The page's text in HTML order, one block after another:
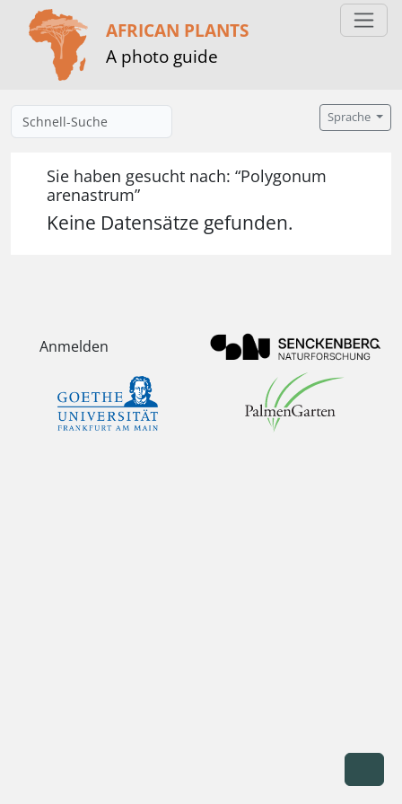
AFRICAN PLANTS
A photo guide
Sprache
Sie haben gesucht nach: “Polygonum
arenastrum”
Keine Datensätze gefunden.
Anmelden